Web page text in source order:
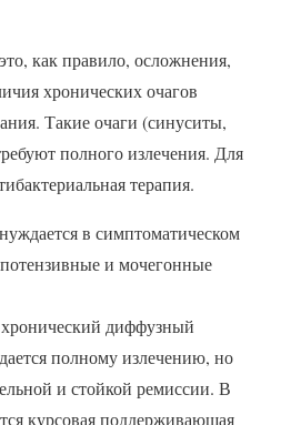
как правило, осложнения,
хронических очагов
Такие очаги (синуситы,
полного излечения. Для
терапия.
в симптоматическом
и мочегонные
диффузный
полному излечению, но
и стойкой ремиссии. В
курсовая поддерживающая